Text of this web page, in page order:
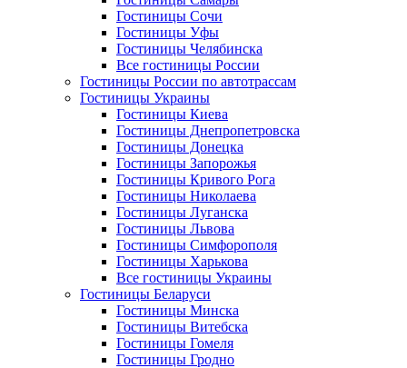
Гостиницы Сочи
Гостиницы Уфы
Гостиницы Челябинска
Все гостиницы России
Гостиницы России по автотрассам
Гостиницы Украины
Гостиницы Киева
Гостиницы Днепропетровска
Гостиницы Донецка
Гостиницы Запорожья
Гостиницы Кривого Рога
Гостиницы Николаева
Гостиницы Луганска
Гостиницы Львова
Гостиницы Симфорополя
Гостиницы Харькова
Все гостиницы Украины
Гостиницы Беларуси
Гостиницы Минска
Гостиницы Витебска
Гостиницы Гомеля
Гостиницы Гродно